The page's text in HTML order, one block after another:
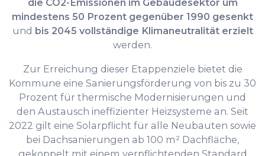
die CO2-Emissionen im Gebäudesektor um
mindestens 50 Prozent gegenüber 1990 gesenkt
und bis 2045 vollständige Klimaneutralität erzielt
werden.
Zur Erreichung dieser Etappenziele bietet die
Kommune eine Sanierungsförderung von bis zu 30
Prozent für thermische Modernisierungen und
den Austausch ineffizienter Heizsysteme an. Seit
2022 gilt eine Solarpflicht für alle Neubauten sowie
bei Dachsanierungen ab 100 m² Dachfläche,
gekoppelt mit einem verpflichtenden Standard